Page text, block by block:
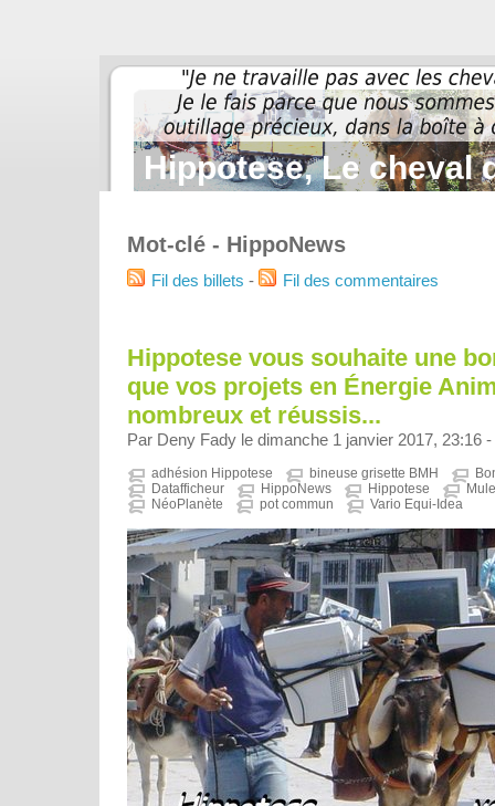
Hippotese, Le cheval
Mot-clé - HippoNews
Fil des billets - Fil des commentaires
Hippotese vous souhaite une
que vos projets en Énergie
nombreux et réussis...
Par Deny Fady le dimanche 1 janvier 2017, 23:16 -
adhésion Hippotese bineuse grisette BMH
Datafficheur
HippoNews Hippotese
NéoPlanète
pot commun Vario Equi-Idea